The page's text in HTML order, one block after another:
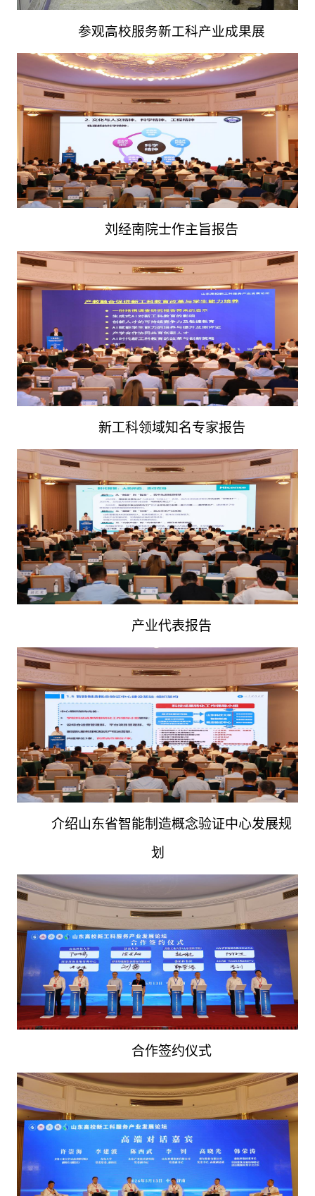
参观高校服务新工科产业成果展
刘经南院士作主旨报告
新工科领域知名专家报告
产业代表报告
介绍山东省智能制造概念验证中心发展规
划
合作签约仪式